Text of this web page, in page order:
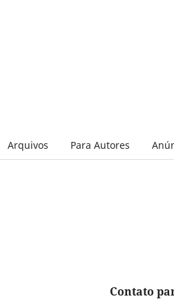
Arquivos Para Autores
Contato